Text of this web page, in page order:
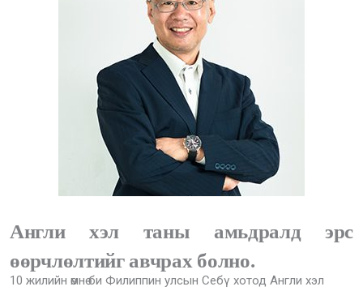
Англи хэл таны амьдралд эрс
өөрчлөлтийг авчрах болно.
10 жилийн өмнө би Филиппин улсын Себү хотод Англи хэл